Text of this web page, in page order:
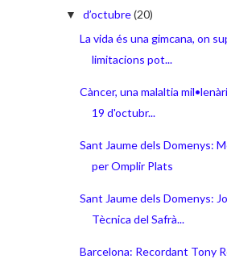
▼ d’octubre(20)
La vida és una gimcana, on
limitacions pot...
Càncer, una malaltia
19 d'octubr...
Sant Jaume dels Domenys:
per Omplir Plats
Sant Jaume dels Domenys:
Tècnica del Safrà...
Barcelona: Recordant Tony